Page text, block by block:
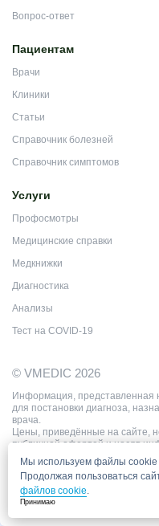
Вопрос-ответ
Пациентам
Врачи
Клиники
Статьи
Справочник болезней
Справочник симптомов
Услуги
Профосмотры
Медицинские справки
Медкнижки
Диагностика
Анализы
Тест на COVID-19
© VMEDIC 2026
Информация, представленная
для постановки диагноза,
врача.
Цены, приведённые на сайте,
публичной офертой и носят
Мы используем файлы
Продолжая пользоваться
файлов cookie.
Принимаю